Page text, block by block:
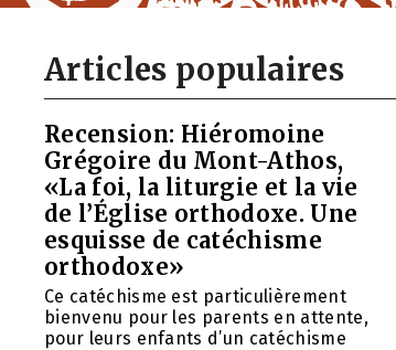
Articles populaires
Recension: Hiéromoine
Grégoire du Mont-Athos,
«La foi, la liturgie et la vie
de l’Église orthodoxe. Une
esquisse de catéchisme
orthodoxe»
Ce catéchisme est particulièrement
bienvenu pour les parents en attente,
pour leurs enfants d’un catéchisme